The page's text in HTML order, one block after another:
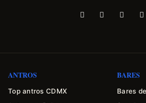
ANTROS
Top antros CDMX
BARES
Bares